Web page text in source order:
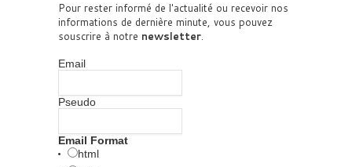
Pour rester informé de l'actualité ou recevoir nos
informations de dernière minute, vous pouvez
souscrire à notre newsletter.
Email
Pseudo
Email Format
html